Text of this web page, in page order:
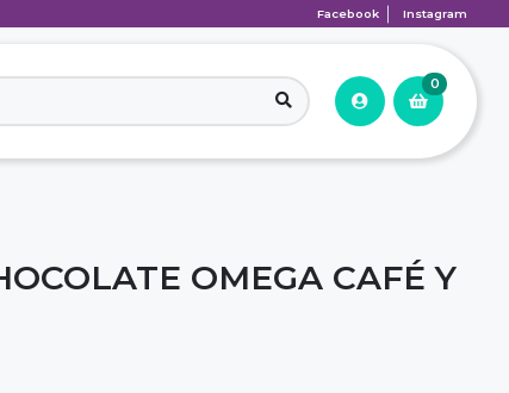
Facebook Instagram
0
OMEGA CAFÉ Y